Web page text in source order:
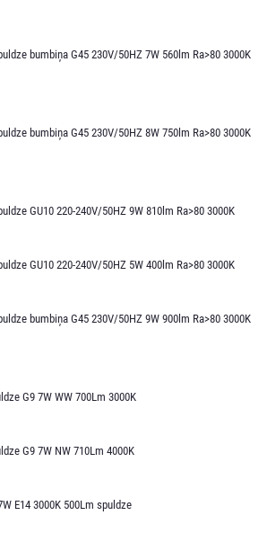
bumbiņa G45 230V/50HZ 7W 560lm Ra>80 3000K
bumbiņa G45 230V/50HZ 8W 750lm Ra>80 3000K
GU10 220-240V/50HZ 9W 810lm Ra>80 3000K
GU10 220-240V/50HZ 5W 400lm Ra>80 3000K
bumbiņa G45 230V/50HZ 9W 900lm Ra>80 3000K
G9 7W WW 700Lm 3000K
G9 7W NW 710Lm 4000K
E14 3000K 500Lm spuldze